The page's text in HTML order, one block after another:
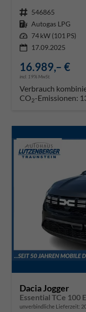
Fahrzeugnr. 546865
Kraftstoff Autogas LPG
Leistung 74 kW (101 PS)
17.09.2025
16.989,– €
incl. 19% MwSt.
Verbrauch
CO2-Emissionen:
Dacia Jogger
Essential TCe 100
unverbindliche Lieferzeit: